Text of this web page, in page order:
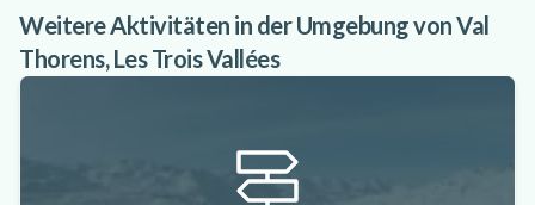
Weitere Aktivitäten in der Umgebung von Val
Thorens, Les Trois Vallées